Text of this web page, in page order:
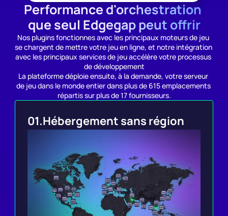
Performance d'orchestration
que seul Edgegap peut offrir
Nos plugins fonctionnes avec les principaux moteurs de jeu
se chargent de mettre votre jeu en ligne, et notre intégration
avec les principaux services de jeu accélère votre processus
de développement
La plateforme déploie ensuite, à la demande, votre serveur
de jeu dans le monde entier dans plus de 615 emplacements
répartis sur plus de 17 fournisseurs.
01.Hébergement sans région